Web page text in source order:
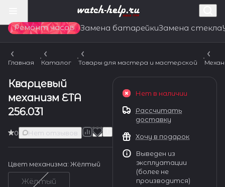
Ремонт часов Замена батарейкиЗамена стекла
Главная Каталог Товары для мастера и мастерской
Кварцевый
механизм ETA
256.031
0 Нет отзывов
Цвет механизма: Жёлтый
Жёлтый
Нет в наличии
Рассчитать
доставку
Хочу в подарок
Выведен из
эксплуатации
(более не
производится)